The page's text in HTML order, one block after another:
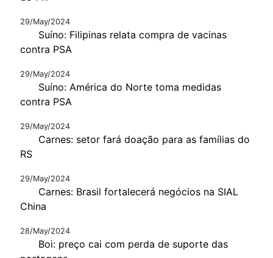
29/May/2024
Suíno: Filipinas relata compra de vacinas
contra PSA
29/May/2024
Suíno: América do Norte toma medidas
contra PSA
29/May/2024
Carnes: setor fará doação para as famílias do
RS
29/May/2024
Carnes: Brasil fortalecerá negócios na SIAL
China
28/May/2024
Boi: preço cai com perda de suporte das